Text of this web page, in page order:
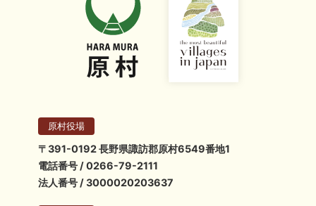
原村役場
〒391-0192 長野県諏訪郡原村6549番地1
電話番号 / 0266-79-2111
法人番号 / 3000020203637